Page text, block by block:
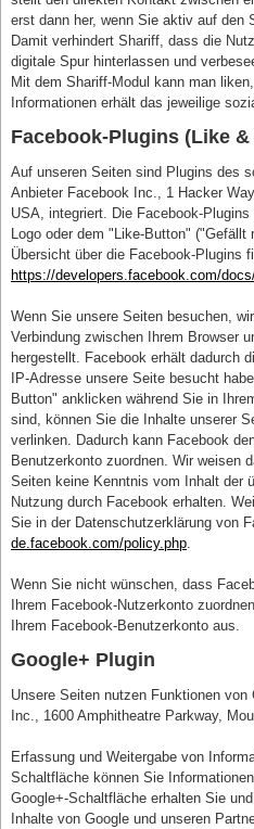
erst dann her, wenn Sie aktiv auf den
Damit verhindert Shariff, dass die
digitale Spur hinterlassen und
Mit dem Shariff-Modul kann man
Informationen erhält das jeweilige
Facebook-Plugins (Like
Auf unseren Seiten sind Plugins des
Anbieter Facebook Inc., 1 Hacker
USA, integriert. Die Facebook-
Logo oder dem "Like-Button"
Übersicht über die Facebook-Plugins
https://developers.facebook.com/
Wenn Sie unsere Seiten besuchen,
Verbindung zwischen Ihrem Browser
hergestellt. Facebook erhält dadurch
IP-Adresse unsere Seite besucht
Button" anklicken während Sie in
sind, können Sie die Inhalte unserer
verlinken. Dadurch kann Facebook
Benutzerkonto zuordnen. Wir weisen
Seiten keine Kenntnis vom Inhalt der
Nutzung durch Facebook erhalten.
Sie in der Datenschutzerklärung von
de.facebook.com/policy.php.
Wenn Sie nicht wünschen, dass
Ihrem Facebook-Nutzerkonto
Ihrem Facebook-Benutzerkonto aus.
Google+ Plugin
Unsere Seiten nutzen Funktionen
Inc., 1600 Amphitheatre Parkway,
Erfassung und Weitergabe von
Schaltfläche können Sie
Google+-Schaltfläche erhalten Sie
Inhalte von Google und unseren